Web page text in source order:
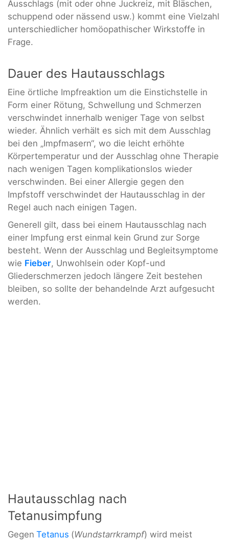
Ausschlags (mit oder ohne Juckreiz, mit Bläschen,
schuppend oder nässend usw.) kommt eine Vielzahl
unterschiedlicher homöopathischer Wirkstoffe in
Frage.
Dauer des Hautausschlags
Eine örtliche Impfreaktion um die Einstichstelle in
Form einer Rötung, Schwellung und Schmerzen
verschwindet innerhalb weniger Tage von selbst
wieder. Ähnlich verhält es sich mit dem Ausschlag
bei den „Impfmasern“, wo die leicht erhöhte
Körpertemperatur und der Ausschlag ohne Therapie
nach wenigen Tagen komplikationslos wieder
verschwinden. Bei einer Allergie gegen den
Impfstoff verschwindet der Hautausschlag in der
Regel auch nach einigen Tagen.
Generell gilt, dass bei einem Hautausschlag nach
einer Impfung erst einmal kein Grund zur Sorge
besteht. Wenn der Ausschlag und Begleitsymptome
wie Fieber, Unwohlsein oder Kopf-und
Gliederschmerzen jedoch längere Zeit bestehen
bleiben, so sollte der behandelnde Arzt aufgesucht
werden.
Hautausschlag nach
Tetanusimpfung
Gegen Tetanus (Wundstarrkrampf) wird meist